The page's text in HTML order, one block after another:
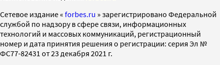
Cетевое издание « forbes.ru » зарегистрировано Федеральной
службой по надзору в сфере связи, информационных
технологий и массовых коммуникаций, регистрационный
номер и дата принятия решения о регистрации: серия Эл №
ФС77-82431 от 23 декабря 2021 г.